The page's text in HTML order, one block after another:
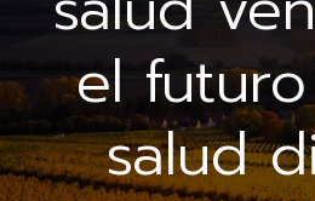
el
salud